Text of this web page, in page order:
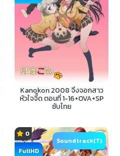
Kanokon 2008 จิ้งจอกสาว
หัวใจจี๊ด ตอนที่ 1-16+OVA+SP
ซับไทย
0
FullHD
Soundtrack(T)